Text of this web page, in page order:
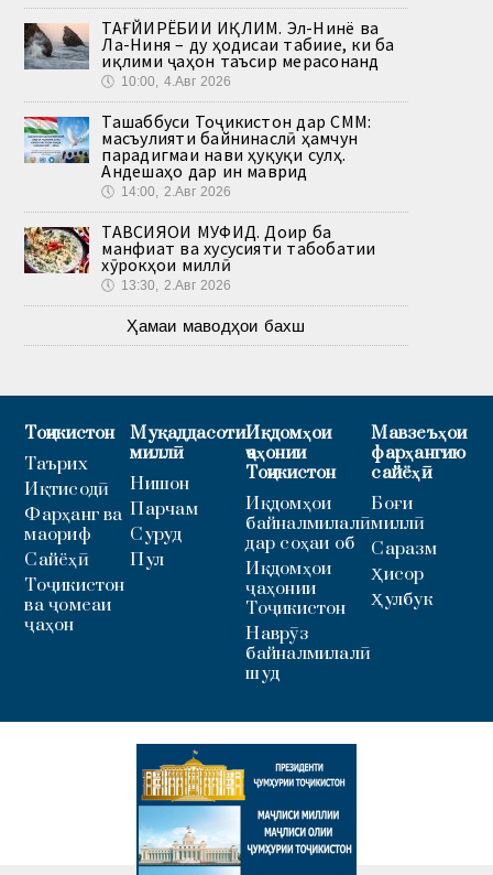
ТАҒЙИРЁБИИ ИҚЛИМ. Эл-Нинё ва
Ла-Ниня – ду ҳодисаи табиие, ки ба
иқлими ҷаҳон таъсир мерасонанд
🕔 10:00, 4.Авг 2026
Ташаббуси Тоҷикистон дар СММ:
масъулияти байнинаслӣ ҳамчун
парадигмаи нави ҳуқуқи сулҳ.
Андешаҳо дар ин маврид
🕔 14:00, 2.Авг 2026
ТАВСИЯҲОИ МУФИД. Доир ба
манфиат ва хусусияти табобатии
хӯрокҳои миллӣ
🕔 13:30, 2.Авг 2026
Ҳамаи маводҳои бахш
Тоҷикистон
Таърих
Иқтисодӣ
Фарҳанг ва
маориф
Сайёҳӣ
Тоҷикистон
ва ҷомеаи
ҷаҳон
Муқаддасоти
миллӣ
Нишон
Парчам
Суруд
Пул
Иқдомҳои
ҷаҳонии
Тоҷикистон
Иқдомҳои
байналмилалӣ
дар соҳаи об
Иқдомҳои
ҷаҳонии
Тоҷикистон
Наврӯз
байналмилалӣ
шуд
Мавзеъҳои
фарҳангию
сайёҳӣ
Боғи
миллӣ
Саразм
Ҳисор
Ҳулбук